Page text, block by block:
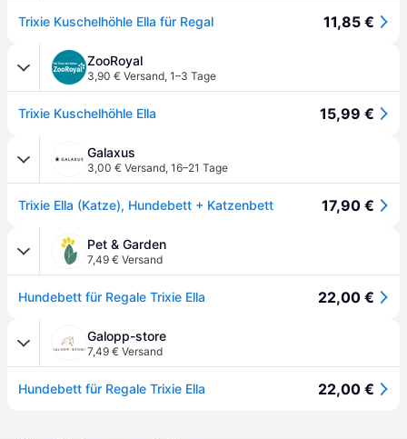
Trixie Kuschelhöhle Ella für Regal 11,85 €
ZooRoyal
3,90 € Versand, 1–3 Tage
Trixie Kuschelhöhle Ella 15,99 €
Galaxus
3,00 € Versand, 16–21 Tage
Trixie Ella (Katze), Hundebett + Katzenbett 17,90 €
Pet & Garden
7,49 € Versand
Hundebett für Regale Trixie Ella 22,00 €
Galopp-store
7,49 € Versand
Hundebett für Regale Trixie Ella 22,00 €